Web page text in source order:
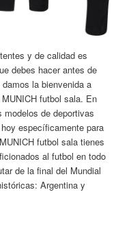
y de calidad es
debes hacer antes de
la bienvenida a
futbol sala. En
de deportivas
específicamente para
futbol sala tienes
al futbol en todo
de la final del Mundial
Argentina y